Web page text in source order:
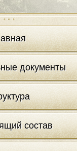
документы
состав